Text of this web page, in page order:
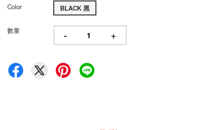
Color BLACK 黑
數量 - +